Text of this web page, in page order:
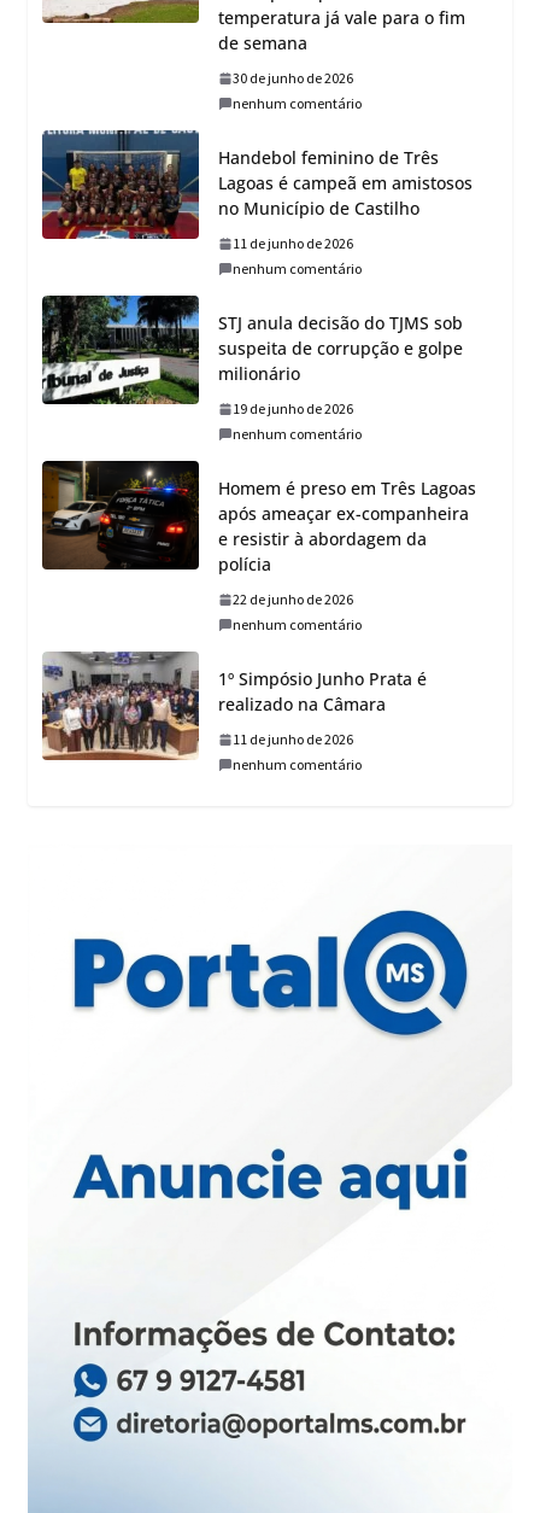
temperatura já vale para o fim
de semana
30 de junho de 2026
nenhum comentário
Handebol feminino de Três
Lagoas é campeã em amistosos
no Município de Castilho
11 de junho de 2026
nenhum comentário
STJ anula decisão do TJMS sob
suspeita de corrupção e golpe
milionário
19 de junho de 2026
nenhum comentário
Homem é preso em Três Lagoas
após ameaçar ex-companheira
e resistir à abordagem da
polícia
22 de junho de 2026
nenhum comentário
1º Simpósio Junho Prata é
realizado na Câmara
11 de junho de 2026
nenhum comentário